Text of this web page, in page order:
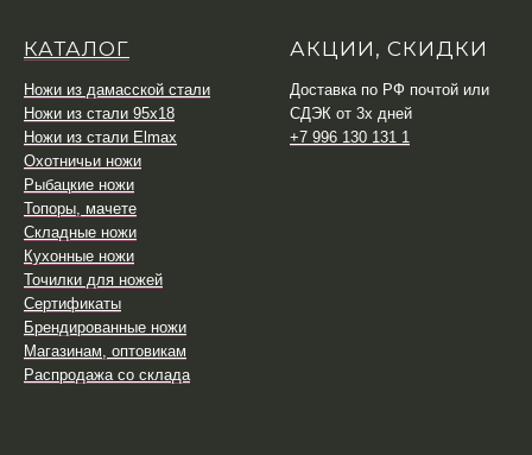
КАТАЛОГ
Ножи из дамасской стали
Ножи из стали 95х18
Ножи из стали Elmax
Охотничьи ножи
Рыбацкие ножи
Топоры, мачете
Складные ножи
Кухонные ножи
Точилки для ножей
Сертификаты
Брендированные ножи
Магазинам, оптовикам
Распродажа со склада
АКЦИИ, СКИДКИ
Доставка по РФ почтой или
СДЭК от 3х дней
+7 996 130 131 1